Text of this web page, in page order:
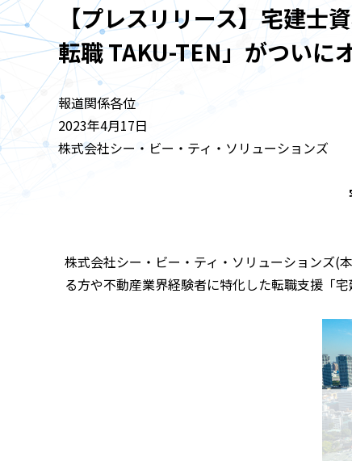
【プレスリリース】宅建士
転職 TAKU-TEN」がついに
報道関係各位
2023年4月17日
株式会社シー・ビー・ティ・ソリューションズ
株式会社シー・ビー・ティ・ソリューションズ(
る方や不動産業界経験者に特化した転職支援「